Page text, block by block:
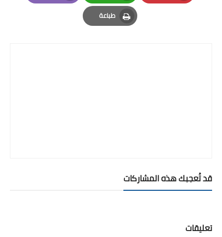
Pinterest
Whatsapp
Email
طباعة
Print
قد تُعجبك هذه المشاركات
تعليقات